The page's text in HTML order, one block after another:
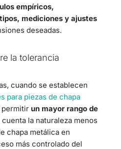
empíricos,
mediciones y ajustes
deseadas.
la tolerancia
cuando se establecen
para piezas de chapa
permitir un mayor rango de
la naturaleza menos
chapa metálica en
más controlado del